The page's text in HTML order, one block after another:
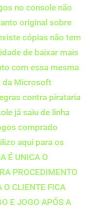
no console não
original sobre
cópias não tem
de baixar mais
com essa mesma
da Microsoft
contra pirataria
já saiu de linha
comprado
aqui para os
É UNICA O
PROCEDIMENTO
O CLIENTE FICA
E JOGO APÓS A